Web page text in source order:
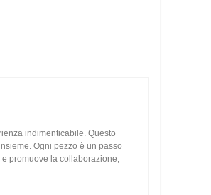
indimenticabile. Questo
Ogni pezzo è un passo
promuove la collaborazione,